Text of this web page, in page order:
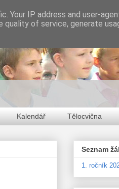
Kalendář Tělocvična
Seznam
1. ročník
Your IP address and user-
quality of service, generate